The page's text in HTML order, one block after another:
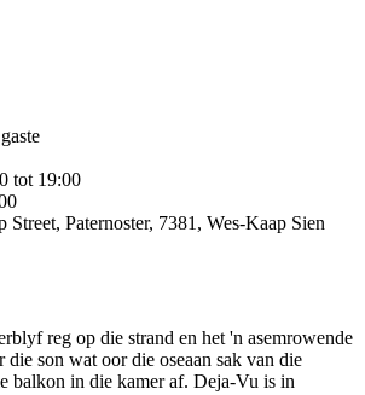
tot 19:00
Street, Paternoster, 7381, Wes-Kaap Sien
reg op die strand en het 'n asemrowende
die son wat oor die oseaan sak van die
balkon in die kamer af. Deja-Vu is in